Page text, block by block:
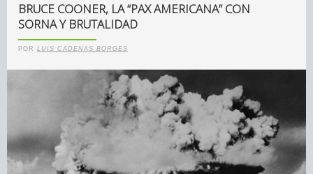
BRUCE COONER, LA “PAX AMERICANA” CON
SORNA Y BRUTALIDAD
POR LUIS CADENAS BORGES